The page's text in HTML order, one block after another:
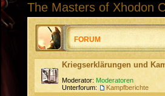
The Masters of Xhodon
FORUM
Kriegserklärungen und
Moderator: Moderatoren
Unterforum:
Kampfberichte